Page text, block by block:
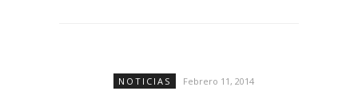
NOTICIAS Febrero 11, 2014